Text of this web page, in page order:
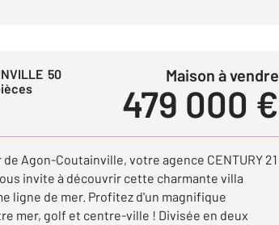
50
Maison à vendre
479 000 €
Agon-Coutainville, votre agence CENTURY 21
invite à découvrir cette charmante villa
ligne de mer. Profitez d'un magnifique
mer, golf et centre-ville ! Divisée en deux